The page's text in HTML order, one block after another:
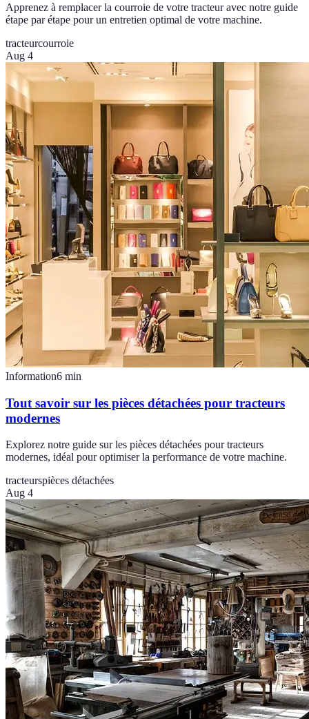
Apprenez à remplacer la courroie de votre tracteur avec notre guide
étape par étape pour un entretien optimal de votre machine.
tracteurcourroie
Aug 4
Information6 min
Tout savoir sur les pièces détachées pour tracteurs
modernes
Explorez notre guide sur les pièces détachées pour tracteurs
modernes, idéal pour optimiser la performance de votre machine.
tracteurspièces détachées
Aug 4